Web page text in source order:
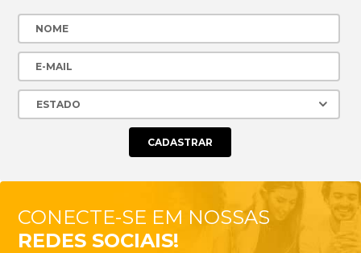
CONECTE-SE EM NOSSAS
REDES SOCIAIS!